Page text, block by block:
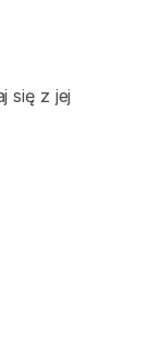
się z jej